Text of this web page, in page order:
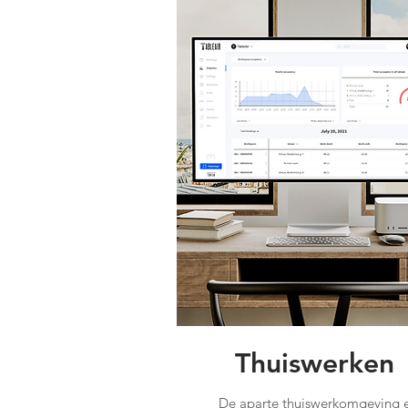
Thuiswerken
De aparte thuiswerkomgeving